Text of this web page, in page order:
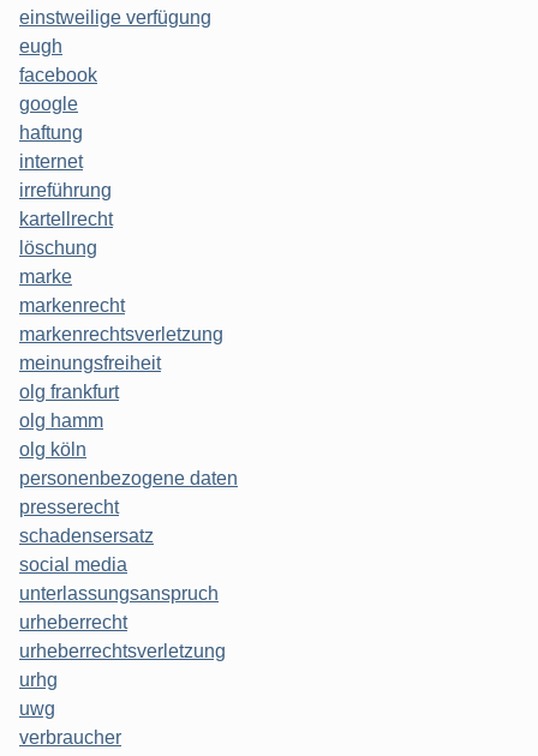
einstweilige verfügung
eugh
facebook
google
haftung
internet
irreführung
kartellrecht
löschung
marke
markenrecht
markenrechtsverletzung
meinungsfreiheit
olg frankfurt
olg hamm
olg köln
personenbezogene daten
presserecht
schadensersatz
social media
unterlassungsanspruch
urheberrecht
urheberrechtsverletzung
urhg
uwg
verbraucher